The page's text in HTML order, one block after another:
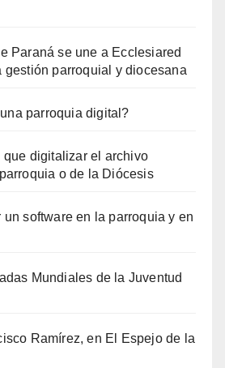
Paraná se une a Ecclesiared
gestión parroquial y diocesana
parroquia digital?
que digitalizar el archivo
o de la Diócesis
un software en la parroquia y en
Mundiales de la Juventud
Ramírez, en El Espejo de la